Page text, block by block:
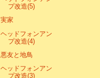
プ改造(5)
実家
ヘッドフォンアン
プ改造(4)
悪友と地鳥
ヘッドフォンアン
プ改造(3)